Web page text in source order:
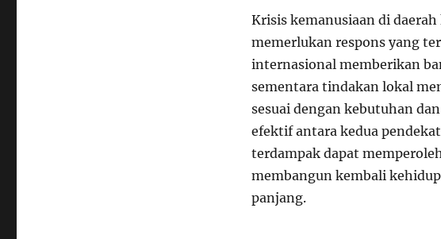
Krisis kemanusiaan di
memerlukan respons yang
internasional memberikan
sementara tindakan lokal
sesuai dengan kebutuhan
efektif antara kedua
terdampak dapat
membangun kembali
panjang.